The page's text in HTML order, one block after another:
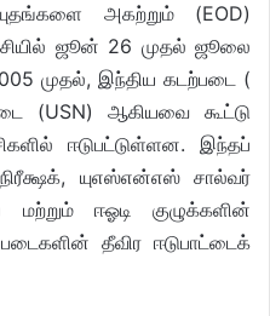
அகற்றும் (EOD)
ஜூன் 26 முதல் ஜூலை
முதல், இந்திய கடற்படை (
(USN) ஆகியவை கூட்டு
ஈடுபட்டுள்ளன. இந்தப்
யுஎஸ்என்எஸ் சால்வர்
ஈஓடி குழுக்களின்
தீவிர ஈடுபாட்டைக்